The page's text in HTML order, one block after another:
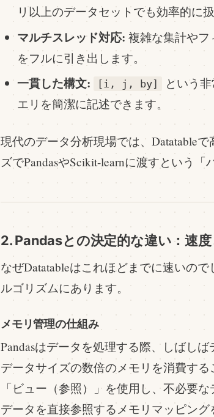
リ以上のデータセットでも効率的に扱
マルチスレッド対応: 複雑な集計やフ
をフルに引き出します。
一貫した構文: [i, j, by]
という
エリを簡潔に記述できます。
現代のデータ分析現場では、Datatable
ズでPandasやScikit-learnに渡すという
2. Pandasとの決定的な違い：速
なぜDatatableはこれほどまでに速いの
ルゴリズムにあります。
メモリ管理の仕組み
Pandasはデータを処理する際、しばし
データサイズの数倍のメモリを消費す
「ビュー（参照）」を使用し、不必要
データを直接参照するメモリマッピン